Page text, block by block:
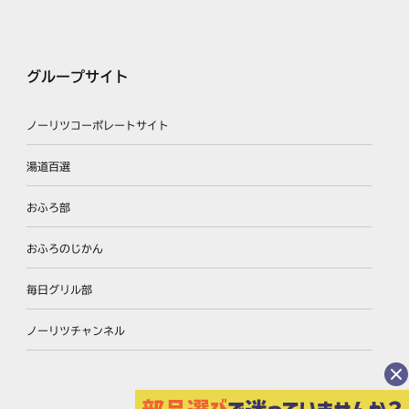
グループサイト
ノーリツコーポレートサイト
湯道百選
おふろ部
おふろのじかん
毎日グリル部
ノーリツチャンネル